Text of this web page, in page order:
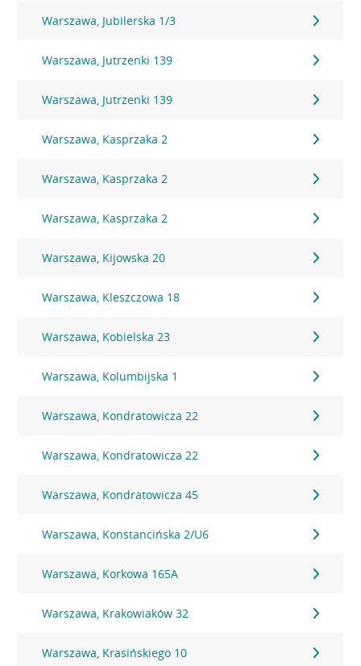
Warszawa, Jubilerska 1/3
Warszawa, Jutrzenki 139
Warszawa, Jutrzenki 139
Warszawa, Kasprzaka 2
Warszawa, Kasprzaka 2
Warszawa, Kasprzaka 2
Warszawa, Kijowska 20
Warszawa, Kleszczowa 18
Warszawa, Kobielska 23
Warszawa, Kolumbijska 1
Warszawa, Kondratowicza 22
Warszawa, Kondratowicza 22
Warszawa, Kondratowicza 45
Warszawa, Konstancińska 2/U6
Warszawa, Korkowa 165A
Warszawa, Krakowiaków 32
Warszawa, Krasińskiego 10